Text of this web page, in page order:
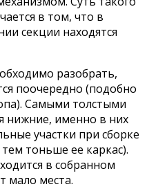
в том, что в
секции находятся
разобрать,
поочередно (подобно
Самыми толстыми
нижние, именно в них
участки при сборке
тоньше ее каркас).
в собранном
мало места.